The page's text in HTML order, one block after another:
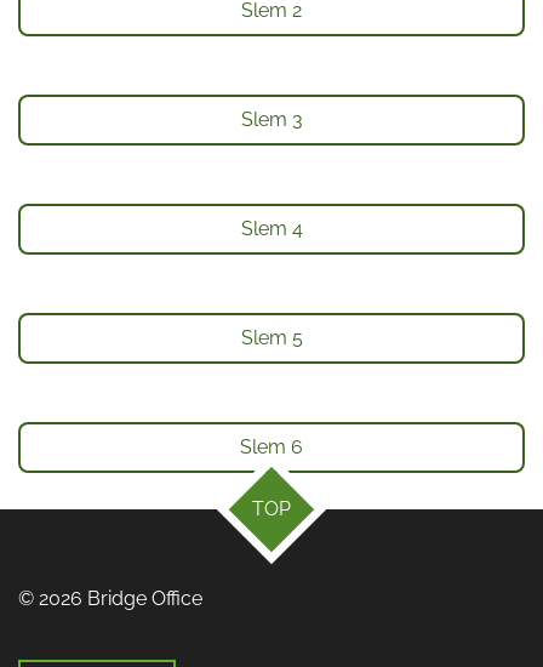
Slem 2
Slem 3
Slem 4
Slem 5
Slem 6
TOP
© 2026 Bridge Office